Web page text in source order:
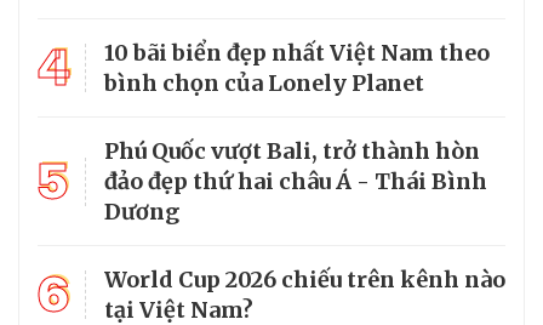
4
10 bãi biển đẹp nhất Việt Nam theo
bình chọn của Lonely Planet
5
Phú Quốc vượt Bali, trở thành hòn
đảo đẹp thứ hai châu Á - Thái Bình
Dương
6
World Cup 2026 chiếu trên kênh nào
tại Việt Nam?